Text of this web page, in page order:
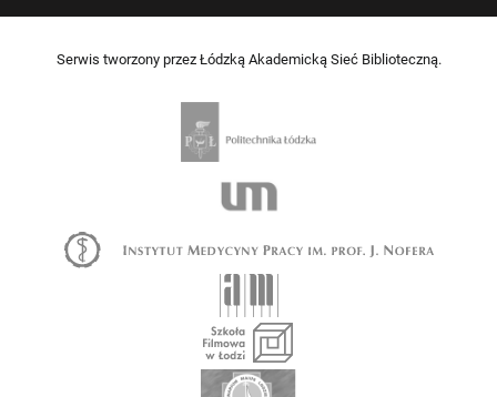
Serwis tworzony przez Łódzką Akademicką Sieć Biblioteczną.